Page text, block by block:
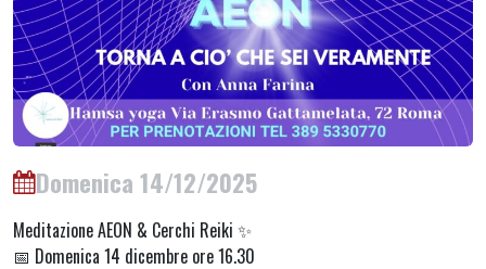
Domenica 14/12/2025
Meditazione AEON & Cerchi Reiki ✨
📅 Domenica 14 dicembre ore 16.30